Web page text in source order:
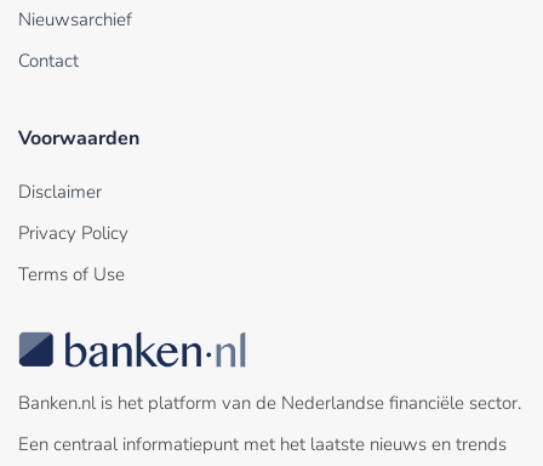
Nieuwsarchief
Contact
Voorwaarden
Disclaimer
Privacy Policy
Terms of Use
Banken.nl is het platform van de Nederlandse financiële sector.
Een centraal informatiepunt met het laatste nieuws en trends